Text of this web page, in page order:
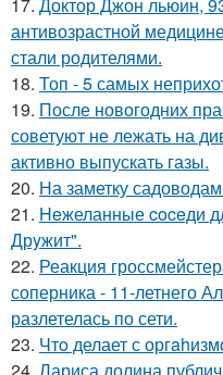
17. Доктор Джон льюин,
антивозрастной
стали родителями.
18. Топ - 5 самых
19. После новогодних
советуют не лежать на
активно выпускать газы.
20. На заметку
21. Heжеланные coceди
Дрyжит".
22. Реакция
соперника - 11-летнего
разлетелась по сети.
23. Чтo делает с